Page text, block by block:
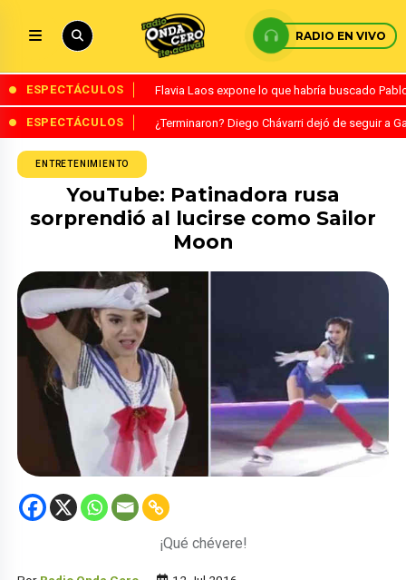
RADIO EN VIVO
ESPECTÁCULOS Flavia Laos expone lo que habría buscado
ESPECTÁCULOS ¿Terminaron? Diego Chávarri dejó de seguir a
ENTRETENIMIENTO
YouTube: Patinadora rusa
sorprendió al lucirse como Sailor
Moon
¡Qué chévere!